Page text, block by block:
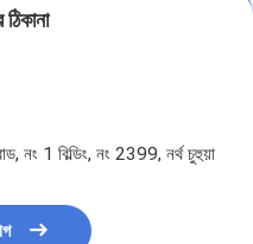
নং 1 বিল্ডিং, নং 2399, নর্থ চুহুয়া